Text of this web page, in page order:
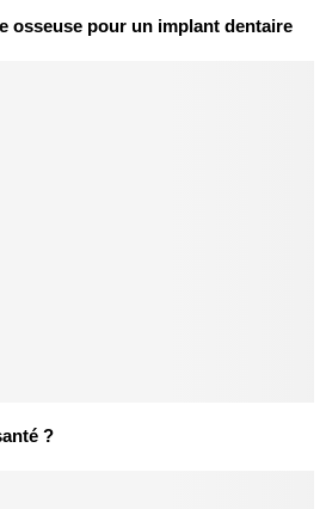
osseuse pour un implant dentaire
?